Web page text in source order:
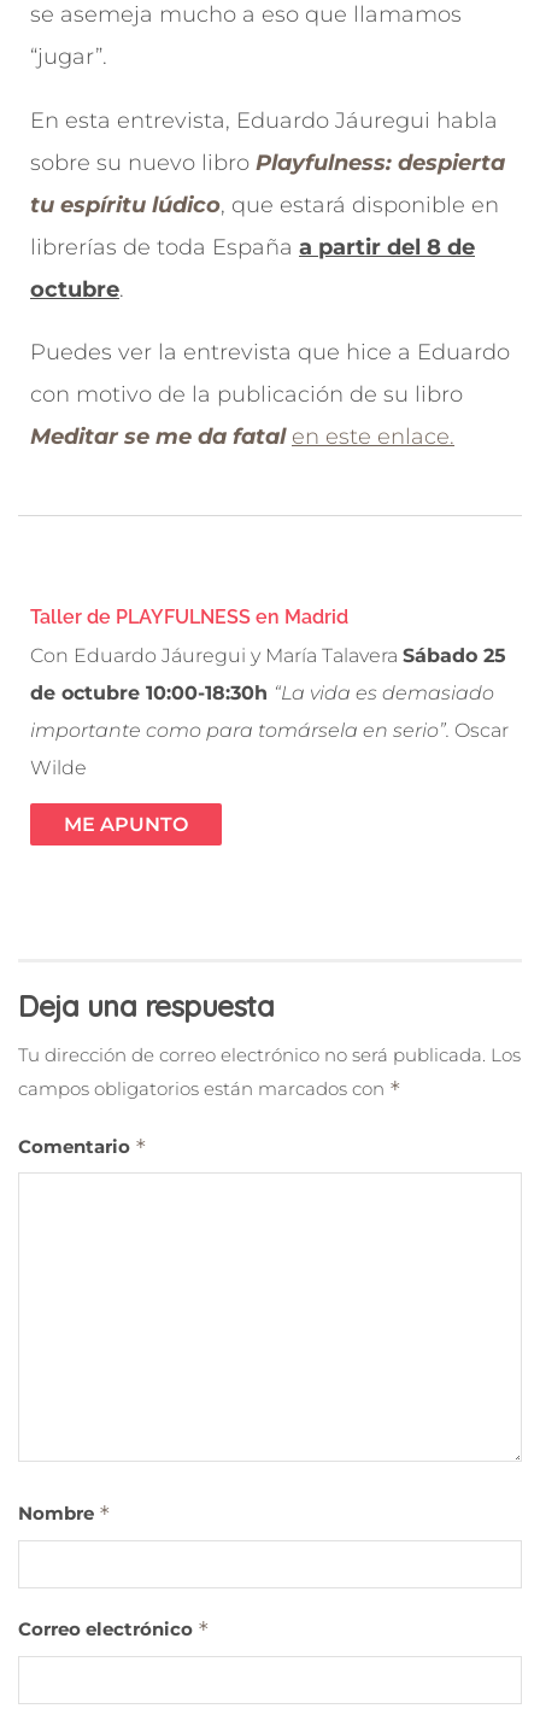
se asemeja mucho a eso que llamamos
“jugar”.
En esta entrevista, Eduardo Jáuregui habla
sobre su nuevo libro Playfulness: despierta
tu espíritu lúdico, que estará disponible en
librerías de toda España a partir del 8 de
octubre.
Puedes ver la entrevista que hice a Eduardo
con motivo de la publicación de su libro
Meditar se me da fatal en este enlace.
Taller de PLAYFULNESS en Madrid
Con Eduardo Jáuregui y María Talavera Sábado 25
de octubre 10:00-18:30h “La vida es demasiado
importante como para tomársela en serio”. Oscar
Wilde
ME APUNTO
Deja una respuesta
Tu dirección de correo electrónico no será publicada. Los
campos obligatorios están marcados con *
Comentario *
Nombre *
Correo electrónico *